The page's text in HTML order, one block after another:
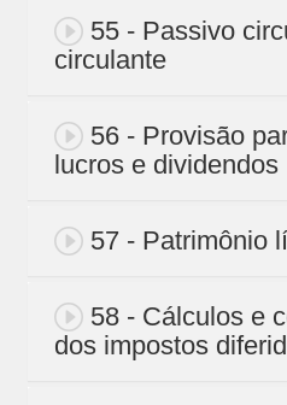
55 - Passivo
circulante
56 - Provisão
lucros e dividendos
57 - Patrimônio
58 - Cálculos e
dos impostos